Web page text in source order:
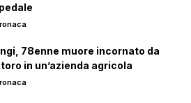
78enne muore incornato da
in un’azienda agricola